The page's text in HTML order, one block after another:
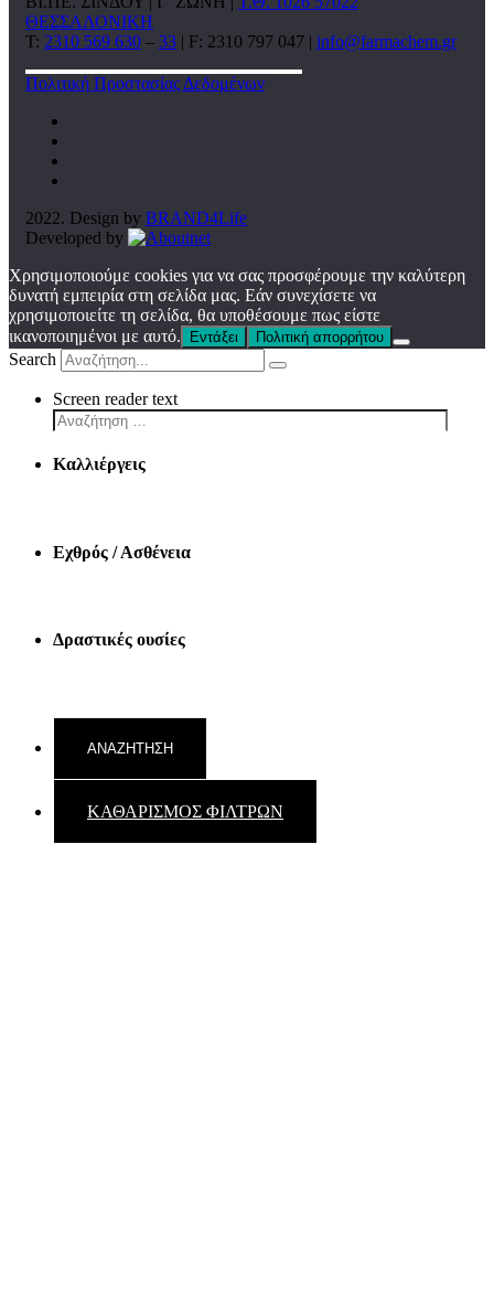
ΘΕΣΣΑΛΟΝΙΚΗ
T: 2310 569 630 – 33 | F: 2310 797 047 | info@farmachem.gr
Πολιτική Προστασίας Δεδομένων
2022. Design by BRAND4Life
Developed by
Χρησιμοποιούμε cookies για να σας προσφέρουμε την καλύτερη
δυνατή εμπειρία στη σελίδα μας. Εάν συνεχίσετε να
χρησιμοποιείτε τη σελίδα, θα υποθέσουμε πως είστε
ικανοποιημένοι με αυτό.
Εντάξει Πολιτική απορρήτου
Search
Screen reader text
Καλλιέργεις
Εχθρός / Ασθένεια
Δραστικές ουσίες
ΚΑΘΑΡΙΣΜΟΣ ΦΙΛΤΡΩΝ